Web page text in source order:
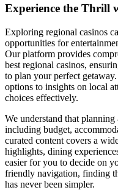
Experience the Thrill
Exploring regional casinos
opportunities for
Our platform provides
best regional casinos,
to plan your perfect
options to insights on local
choices effectively.
We understand that
including budget,
curated content covers a
highlights, dining
easier for you to decide on
friendly navigation, finding
has never been simpler.